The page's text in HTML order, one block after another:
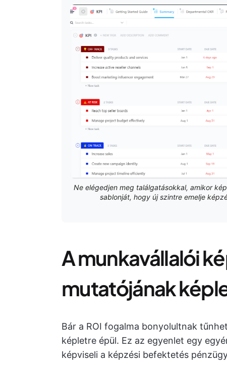
Ne elégedjen meg találgatásokkal, amikor
sablonját, hogy új szintre emelje
A munkavállalói
mutatójának
Bár a ROI fogalma bonyolultnak
képletre épül. Ez az egyenlet egy
képviseli a képzési befektetés